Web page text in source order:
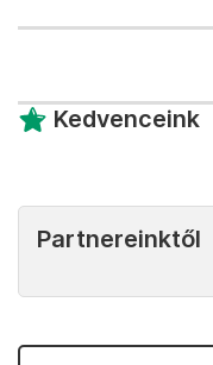
Kedvenceink
Partnereinktől